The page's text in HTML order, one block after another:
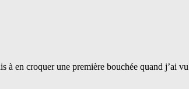
en croquer une première bouchée quand j’ai